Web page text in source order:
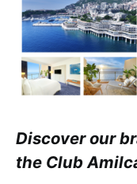
Discover our
the Club